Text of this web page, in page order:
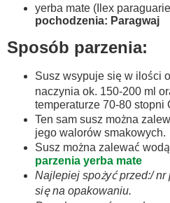
yerba mate (Ilex
pochodzenia: Paragwaj
Sposób parzenia:
Susz wsypuje się w ilości
naczynia ok. 150-200 ml
temperaturze 70-80 stopni
Ten sam susz można
jego walorów smakowych.
Susz można zalewać
parzenia yerba mate
Najlepiej spożyć przed:/
się na opakowaniu.